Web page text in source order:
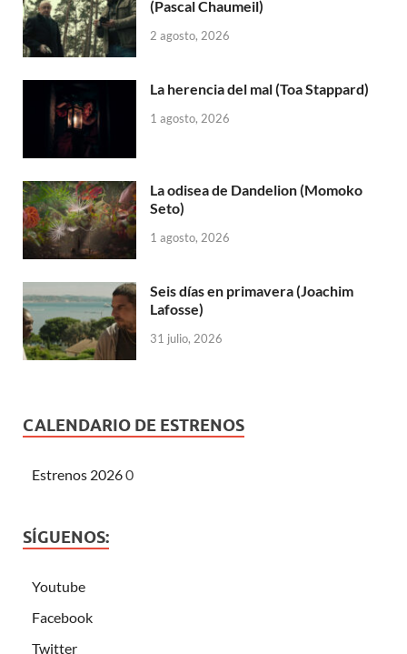
(Pascal Chaumeil)
2 agosto, 2026
La herencia del mal (Toa Stappard)
1 agosto, 2026
La odisea de Dandelion (Momoko
Seto)
1 agosto, 2026
Seis días en primavera (Joachim
Lafosse)
31 julio, 2026
CALENDARIO DE ESTRENOS
Estrenos 20260
SÍGUENOS:
Youtube
Facebook
Twitter